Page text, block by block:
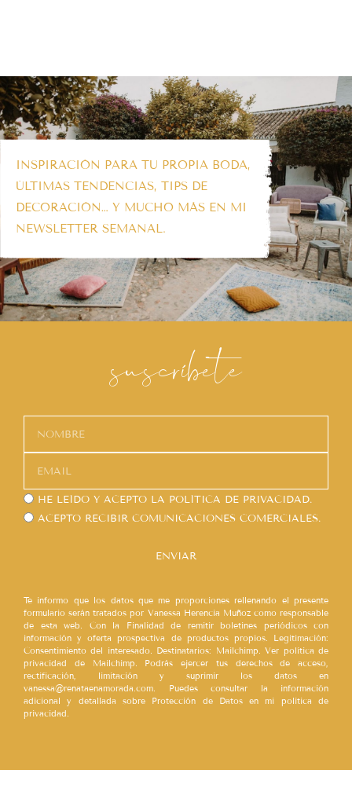
INSPIRACIÓN PARA TU PROPIA BODA,
ÚLTIMAS TENDENCIAS, TIPS DE
DECORACIÓN… Y MUCHO MÁS EN MI
NEWSLETTER SEMANAL.
suscríbete
HE LEÍDO Y ACEPTO LA POLÍTICA DE PRIVACIDAD.
ACEPTO RECIBIR COMUNICACIONES COMERCIALES.
ENVIAR
Te informo que los datos que me proporciones rellenando el presente
formulario serán tratados por Vanessa Herencia Muñoz como responsable
de esta web. Con la Finalidad de remitir boletines periódicos con
información y oferta prospectiva de productos propios. Legitimación:
Consentimiento del interesado. Destinatarios: Mailchimp. Ver política de
privacidad de Mailchimp. Podrás ejercer tus derechos de acceso,
rectificación, limitación y suprimir los datos en
vanessa@renataenamorada.com. Puedes consultar la información
adicional y detallada sobre Protección de Datos en mi política de
privacidad.